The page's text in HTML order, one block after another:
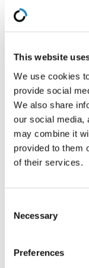
This website
We use cookies
provide social
We also share
our social media,
may combine it
provided to them
of their services.
Selection
Necessary
Preferences
transakciju
plaćanja
detekciju i
SAS
SAS Fraud
bankama
hibridne
uključuje